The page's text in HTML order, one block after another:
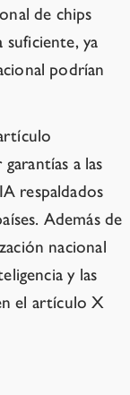
de chips
suficiente, ya
podrían
a las
respaldados
Además de
nacional
y las
el artículo X